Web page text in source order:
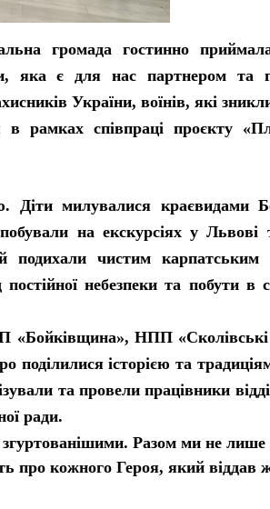
громада гостинно приймала
яка є для нас партнером та
України, воїнів, які
рамках співпраці проєкту
Діти милувалися краєвидами
на екскурсіях у Львові
чистим карпатським
небезпеки та побути в
«Бойківщина», НПП
поділилися історією та
та провели працівники
ради.
Разом ми не лише
про кожного Героя, який віддав